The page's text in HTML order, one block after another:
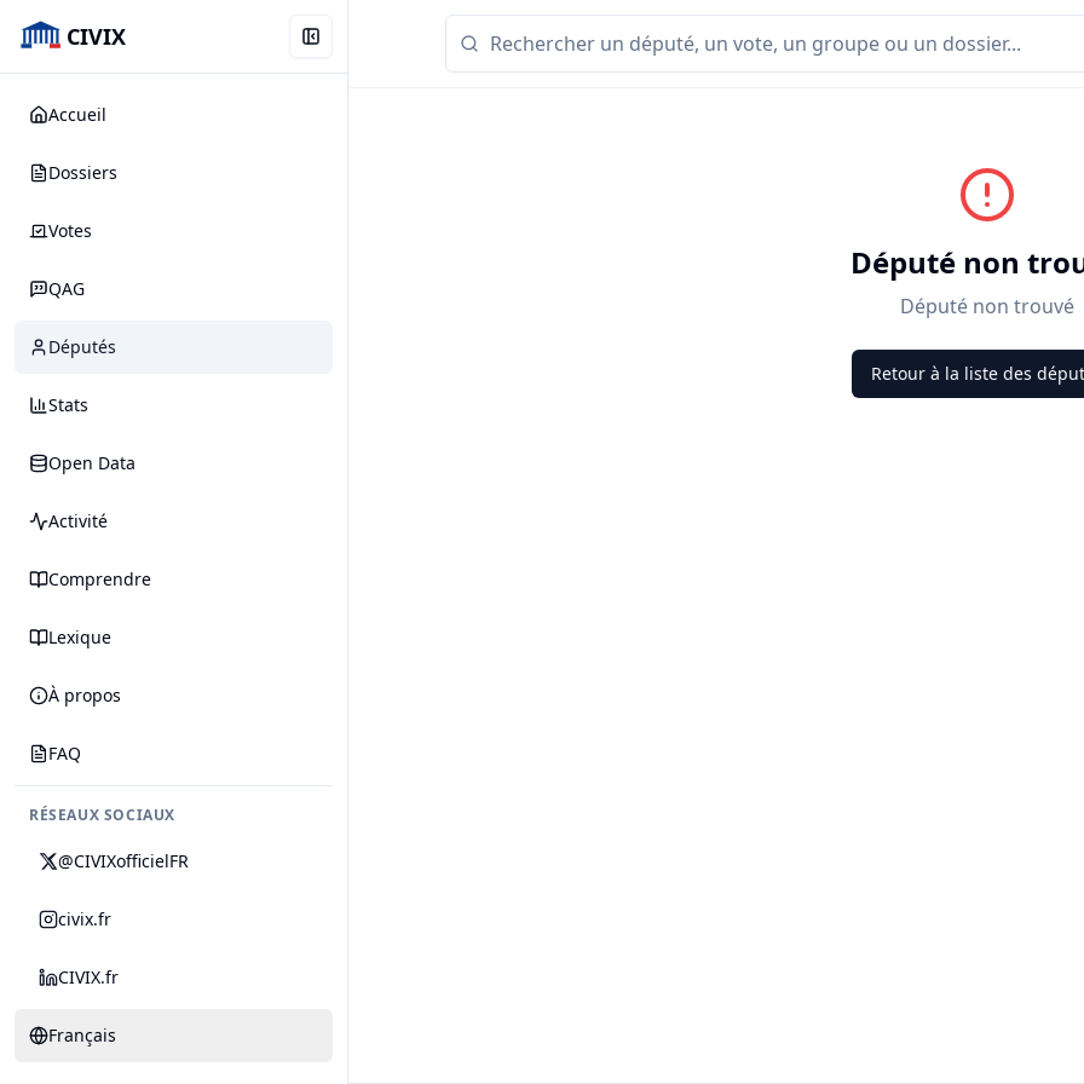
CIVIX
Accueil
Dossiers
Votes
QAG
Députés
Stats
Open Data
Activité
Comprendre
Lexique
À propos
FAQ
RÉSEAUX SOCIAUX
@CIVIXofficielFR
civix.fr
CIVIX.fr
Français
Député non
Député non trouvé
Retour à la liste des